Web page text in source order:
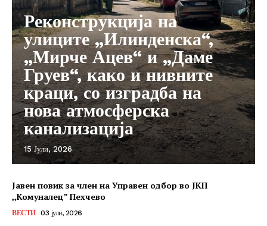
Реконструкција на
улиците „Илинденска“,
„Мирче Ацев“ и „Даме
Груев“, како и нивните
краци, со изградба на
нова атмосферска
канализација
15 Јули, 2026
Јавен повик за член на Управен одбор во ЈКП
,,Комуналец” Пехчево
ВЕСТИ 03 јули, 2026